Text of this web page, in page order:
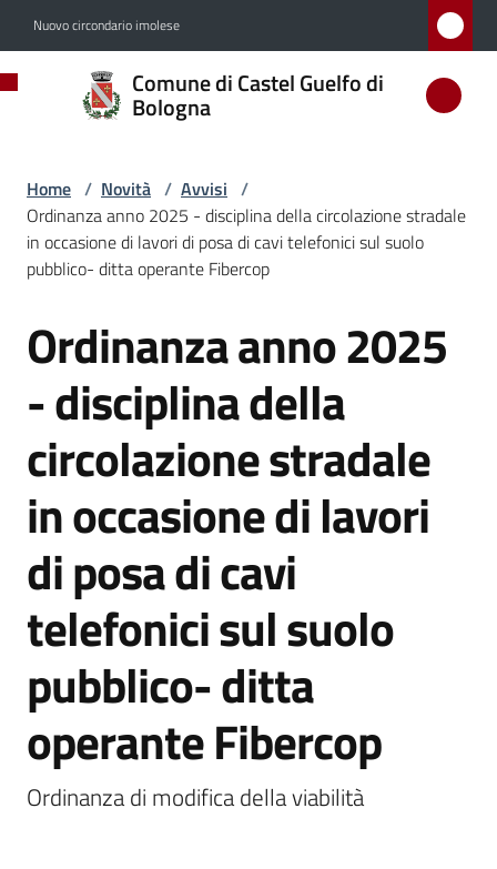
Nuovo circondario imolese
Comune di Castel Guelfo di
Bologna
Comune
di
Guelfo
di
Bologna
Amministrazione
Novità
Menu selezionato
Vivere
Castel
Guelfo
Servizi
online
Home / Novità / Avvisi /
Ordinanza anno 2025 - disciplina della circolazione stradale
in occasione di lavori di posa di cavi telefonici sul suolo
pubblico- ditta operante Fibercop
Salta al contenuto
Ordinanza anno 2025
- disciplina della
circolazione stradale
in occasione di lavori
di posa di cavi
telefonici sul suolo
pubblico- ditta
operante Fibercop
Ordinanza di modifica della viabilità